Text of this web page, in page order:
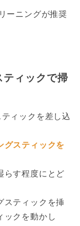
ーニングが推奨
ィックで掃
ィックを差し込
グスティックを
らす程度にとど
スティックを挿
ックを動かし